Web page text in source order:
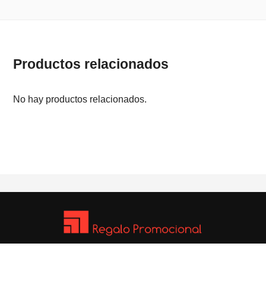
Productos relacionados
No hay productos relacionados.